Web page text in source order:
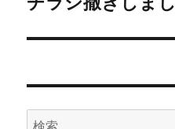
ー
投
検